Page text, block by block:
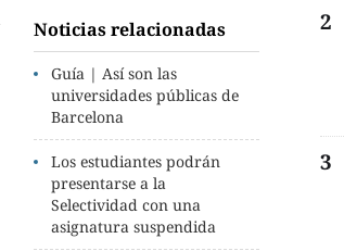
Noticias relacionadas
Guía | Así son las
universidades públicas de
Barcelona
Los estudiantes podrán
presentarse a la
Selectividad con una
asignatura suspendida